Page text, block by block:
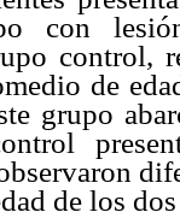
con
control,
de
grupo
de los